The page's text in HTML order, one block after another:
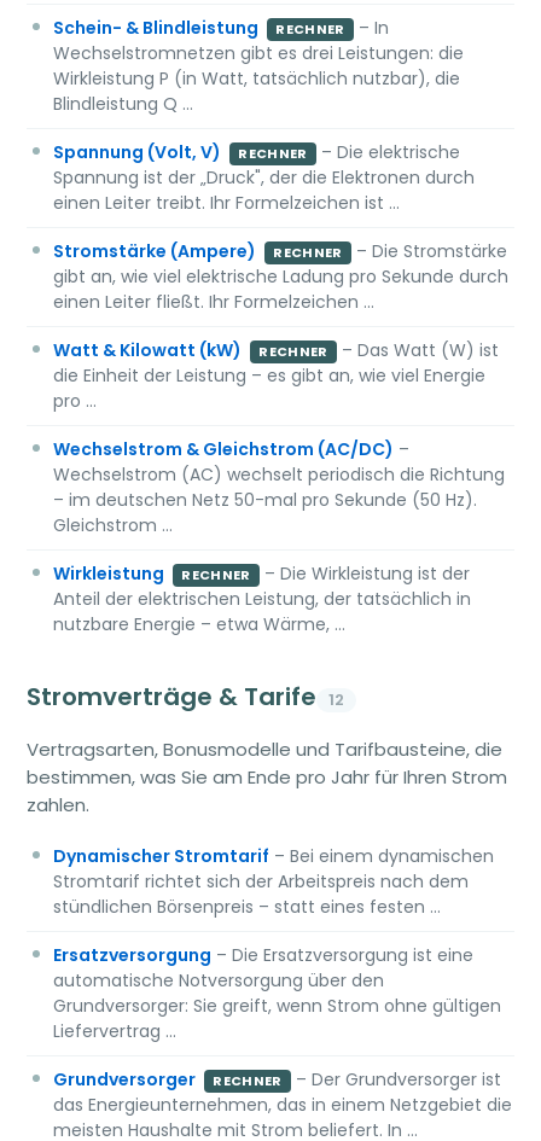
Schein- & Blindleistung
RECHNER
– In
Wechselstromnetzen gibt es drei Leistungen: die
Wirkleistung P (in Watt, tatsächlich nutzbar), die
Blindleistung Q …
Spannung (Volt, V)
RECHNER
– Die elektrische
Spannung ist der „Druck", der die Elektronen durch
einen Leiter treibt. Ihr Formelzeichen ist …
Stromstärke (Ampere)
RECHNER
– Die Stromstärke
gibt an, wie viel elektrische Ladung pro Sekunde durch
einen Leiter fließt. Ihr Formelzeichen …
Watt & Kilowatt (kW)
RECHNER
– Das Watt (W) ist
die Einheit der Leistung – es gibt an, wie viel Energie
pro …
Wechselstrom & Gleichstrom (AC/DC) –
Wechselstrom (AC) wechselt periodisch die Richtung
– im deutschen Netz 50-mal pro Sekunde (50 Hz).
Gleichstrom …
Wirkleistung
RECHNER
– Die Wirkleistung ist der
Anteil der elektrischen Leistung, der tatsächlich in
nutzbare Energie – etwa Wärme, …
Stromverträge & Tarife 12
Vertragsarten, Bonusmodelle und Tarifbausteine, die
bestimmen, was Sie am Ende pro Jahr für Ihren Strom
zahlen.
Dynamischer Stromtarif – Bei einem dynamischen
Stromtarif richtet sich der Arbeitspreis nach dem
stündlichen Börsenpreis – statt eines festen …
Ersatzversorgung – Die Ersatzversorgung ist eine
automatische Notversorgung über den
Grundversorger: Sie greift, wenn Strom ohne gültigen
Liefervertrag …
Grundversorger
RECHNER
– Der Grundversorger ist
das Energieunternehmen, das in einem Netzgebiet die
meisten Haushalte mit Strom beliefert. In …